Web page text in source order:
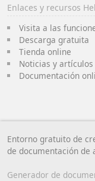
Enlaces y recursos
Visita a las
Descarga gratuita
Tienda online
Noticias y artículos
Documentación
Entorno gratuito de
de documentación de
Generador de